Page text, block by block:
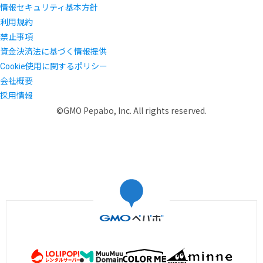
情報セキュリティ基本方針
利用規約
禁止事項
資金決済法に基づく情報提供
Cookie使用に関するポリシー
会社概要
採用情報
©GMO Pepabo, Inc. All rights reserved.